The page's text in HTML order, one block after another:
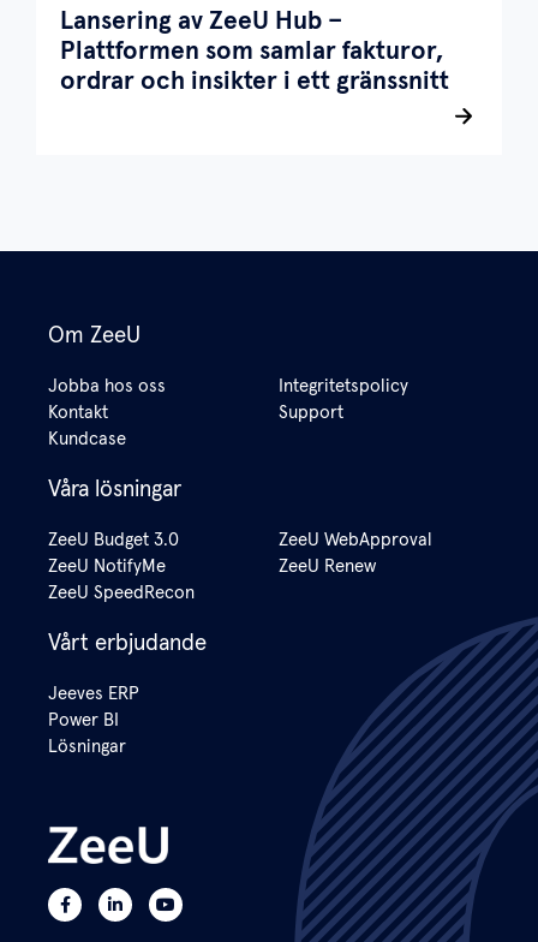
Lansering av ZeeU Hub –
Plattformen som samlar fakturor,
ordrar och insikter i ett gränssnitt
Om ZeeU
Jobba hos oss
Kontakt
Kundcase
Integritetspolicy
Support
Våra lösningar
ZeeU Budget 3.0
ZeeU NotifyMe
ZeeU SpeedRecon
ZeeU WebApproval
ZeeU Renew
Vårt erbjudande
Jeeves ERP
Power BI
Lösningar